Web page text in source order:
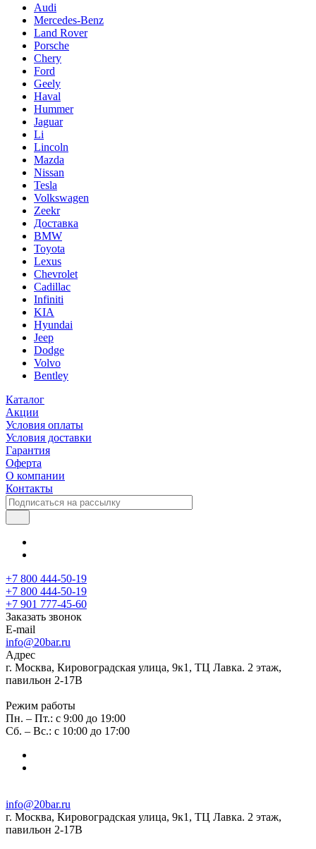
Audi
Mercedes-Benz
Land Rover
Porsche
Chery
Ford
Geely
Haval
Hummer
Jaguar
Li
Lincoln
Mazda
Nissan
Tesla
Volkswagen
Zeekr
Доставка
BMW
Toyota
Lexus
Chevrolet
Cadillac
Infiniti
KIA
Hyundai
Jeep
Dodge
Volvo
Bentley
Каталог
Акции
Условия оплаты
Условия доставки
Гарантия
Оферта
О компании
Контакты
+7 800 444-50-19
+7 800 444-50-19
+7 901 777-45-60
Заказать звонок
E-mail
info@20bar.ru
Адрес
г. Москва, Кировоградская улица, 9к1, ТЦ Лавка. 2 этаж,
павильон 2-17В
Режим работы
Пн. – Пт.: с 9:00 до 19:00
Сб. – Вс.: с 10:00 до 17:00
info@20bar.ru
г. Москва, Кировоградская улица, 9к1, ТЦ Лавка. 2 этаж,
павильон 2-17В